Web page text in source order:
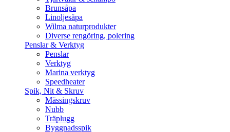
Brunsåpa
Linoljesåpa
Wilma naturprodukter
Diverse rengöring, polering
Penslar & Verktyg
Penslar
Verktyg
Marina verktyg
Speedheater
Spik, Nit & Skruv
Mässingskruv
Nubb
Träplugg
Byggnadsspik